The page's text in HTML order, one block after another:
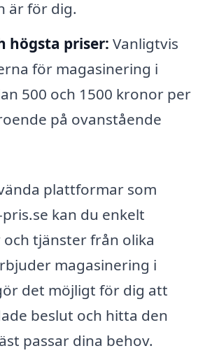
är för dig.
högsta priser: Vanligtvis
för magasinering i
500 och 1500 kronor per
på ovanstående
plattformar som
kan du enkelt
tjänster från olika
magasinering i
det möjligt för dig att
beslut och hitta den
passar dina behov.